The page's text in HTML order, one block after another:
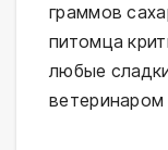
граммов
питомца
любые
ветеринаром